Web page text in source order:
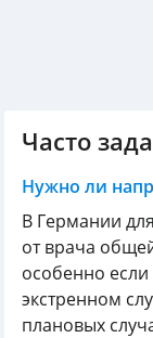
Часто
Нужно ли
В Германии
от врача
особенно
экстренном
плановых